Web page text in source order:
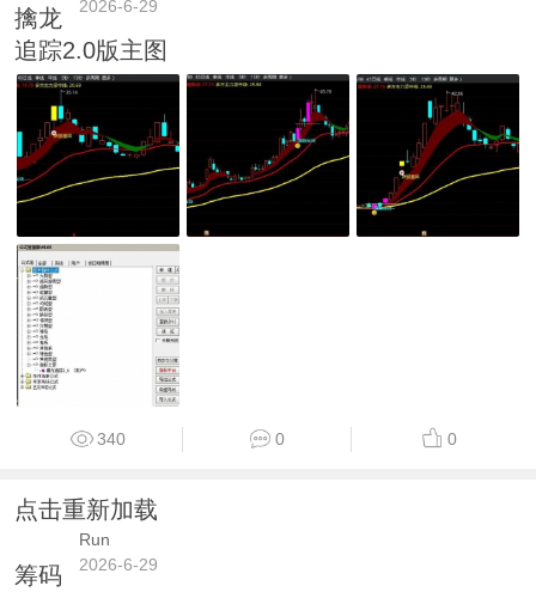
2026-6-29
擒龙
追踪2.0版主图
340 0 0
点击重新加载
Run
2026-6-29
筹码